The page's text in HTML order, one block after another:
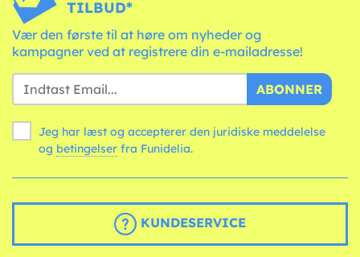
TILBUD*
Vær den første til at høre om nyheder og
kampagner ved at registrere din e-mailadresse!
ABONNER
Jeg har læst og accepterer den juridiske meddelelse
og betingelser fra Funidelia.
KUNDESERVICE